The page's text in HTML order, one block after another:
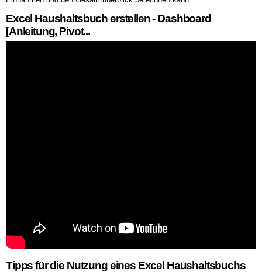
Excel Haushaltsbuch erstellen - Dashboard
[Anleitung, Pivot...
Tipps für die Nutzung eines Excel Haushaltsbuchs